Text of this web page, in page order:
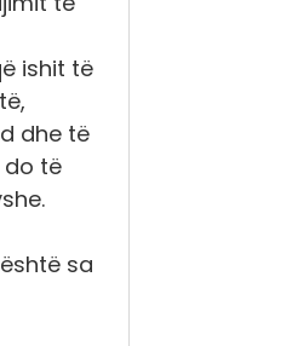
ishit të
dhe të
do të
sa